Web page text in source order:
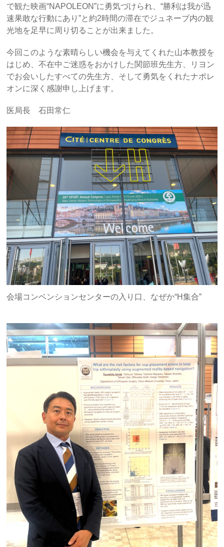
で観た映画“NAPOLEON”に勇気づけられ、“勝利は我が迅
速果敢な行動にあり”と約2時間の滞在でジュネーブ内の観
光地を足早に周り切ることが出来ました。
今回このような素晴らしい機会を与えてくれた山本教授を
はじめ、不在中ご迷惑をおかけした関節班先生方、リヨン
でお会いしたすべての先生方、そして勇気をくれたナポレ
オンに深く感謝申し上げます。
医局長 石田常仁
会場コンベンションセンターの入り口、なぜか“H集合”